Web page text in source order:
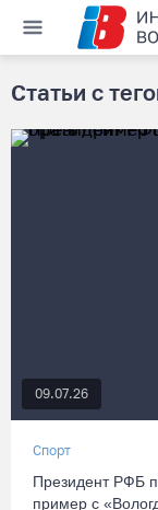
Статьи с
09.07.26
Спорт
Президент РФБ
пример с